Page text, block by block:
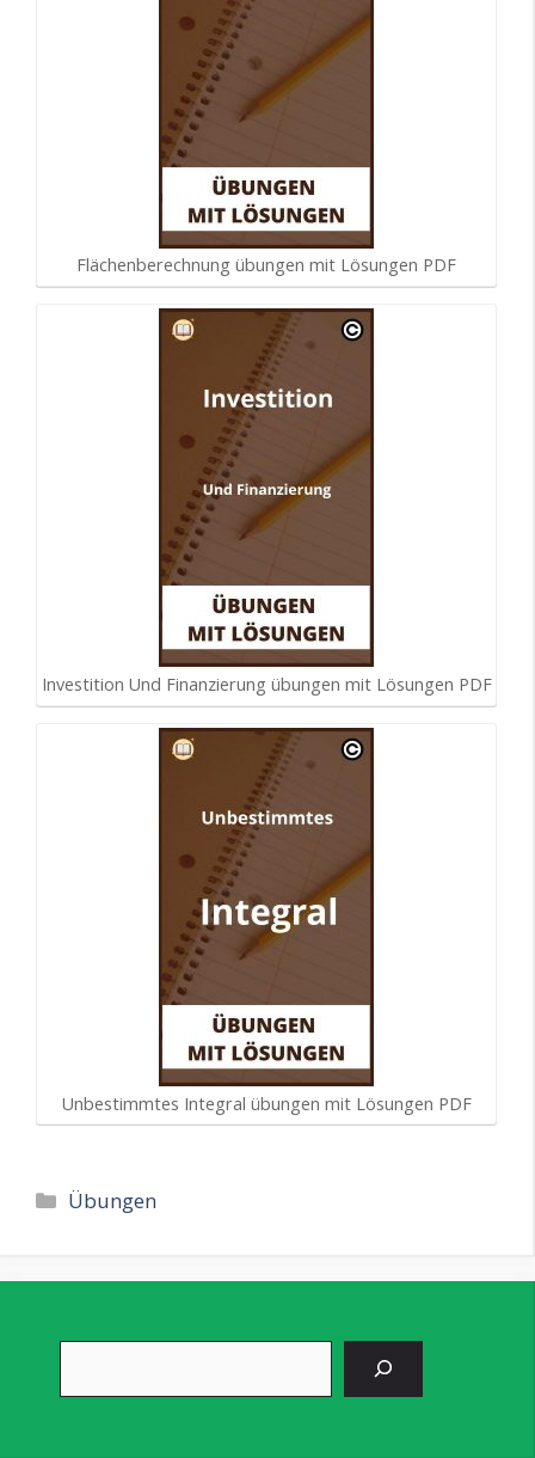
Flächenberechnung übungen mit Lösungen PDF
Investition Und Finanzierung übungen mit Lösungen PDF
Unbestimmtes Integral übungen mit Lösungen PDF
Kategorien
Übungen